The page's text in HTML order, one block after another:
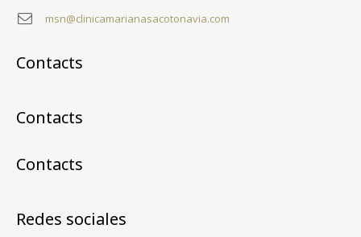
msn@clinicamarianasacotonavia.com
Contacts
Contacts
Contacts
Redes sociales